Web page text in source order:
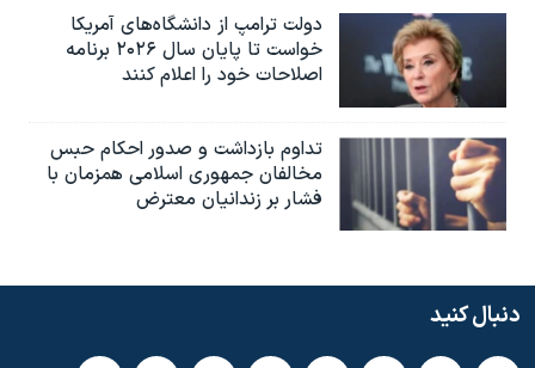
دولت ترامپ از دانشگاه‌های آمریکا
خواست تا پایان سال ۲۰۲۶ برنامه
اصلاحات خود را اعلام کنند
تداوم بازداشت و صدور احکام حبس
مخالفان جمهوری اسلامی همزمان با
فشار بر زندانیان معترض
دنبال کنید